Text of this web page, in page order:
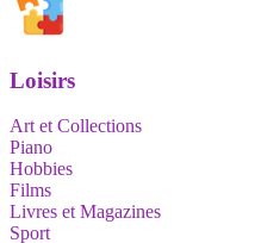
Loisirs
Art et Collections
Piano
Hobbies
Films
Livres et Magazines
Sport